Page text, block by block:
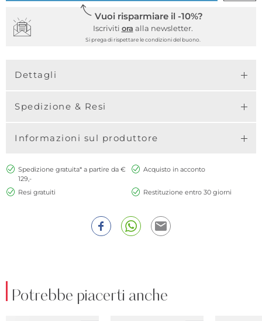
Vuoi risparmiare il -10%?
Iscriviti ora alla newsletter.
Si prega di rispettare le condizioni del buono.
Dettagli
Spedizione & Resi
Informazioni sul produttore
Spedizione gratuita* a partire da €
129,-
Acquisto in acconto
Resi gratuiti Restituzione entro 30 giorni
Potrebbe piacerti anche